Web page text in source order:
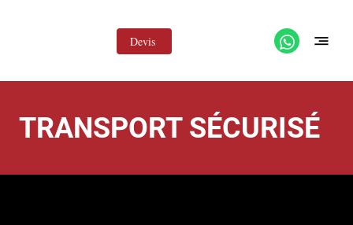
Devis
TRANSPORT SÉCURISÉ